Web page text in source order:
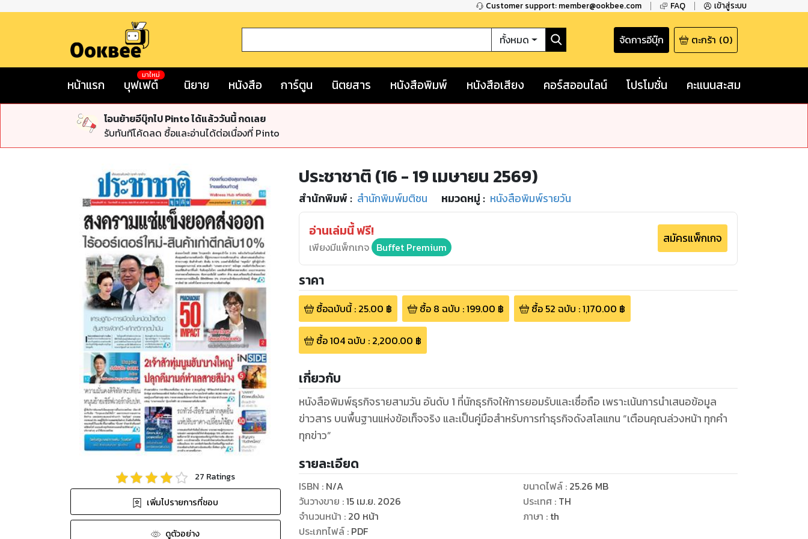
Customer support: member@ookbee.com FAQ เข้าสู่ระบบ
ทั้งหมด จัดการอีบุ๊ก ตะกร้า (0)
หน้าแรก บุฟเฟต์
มาใหม่
นิยาย หนังสือ การ์ตูน นิตยสาร หนังสือพิมพ์ หนังสือเสียง คอร์สออนไลน์ โปรโมชั่น คะแนนสะสม
โอนย้ายอีบุ๊กไป Pinto ได้แล้ววันนี้ กดเลย
รับทันทีโค้ดลด ซื้อและอ่านได้ต่อเนื่องที่ Pinto
27 Ratings
เพิ่มไปรายการที่ชอบ
ดูตัวอย่าง
ประชาชาติ (16 - 19 เมษายน 2569)
สำนักพิมพ์ : สำนักพิมพ์มติชน หมวดหมู่ : หนังสือพิมพ์รายวัน
อ่านเล่มนี้ ฟรี!
เพียงมีแพ็กเกจ Buffet Premium
สมัครแพ็กเกจ
ราคา
ซื้อฉบับนี้: 25.00 ฿ ซื้อ 8 ฉบับ :199.00 ฿ ซื้อ 52 ฉบับ :1,170.00 ฿
ซื้อ104ฉบับ : 2,200.00 ฿
เกี่ยวกับ
หนังสือพิมพ์ธุรกิจรายสามวัน อันดับ 1 ที่นักธุรกิจให้การยอมรับและเชื่อถือ เพราะเน้นการนำเสนอข้อมูล
ข่าวสาร บนพื้นฐานแห่งข้อเท็จจริง และเป็นคู่มือสำหรับการทำธุรกิจดังสโลแกน “เตือนคุณล่วงหน้า ทุกคำ
ทุกข่าว”
รายละเอียด
ISBN : N/A
วันวางขาย :15 เม.ย. 2026
จำนวนหน้า : 20 หน้า
ประเภทไฟล์: PDF
ขนาดไฟล์: 25.26 MB
ประเทศ : TH
ภาษา : th